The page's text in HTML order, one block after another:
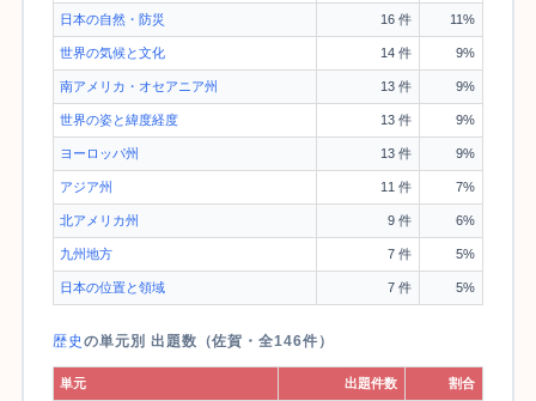
日本の自然・防災 16 件 11%
世界の気候と文化 14 件 9%
南アメリカ・オセアニア州 13 件 9%
世界の姿と緯度経度 13 件 9%
ヨーロッパ州 13 件 9%
アジア州 11 件 7%
北アメリカ州 9 件 6%
九州地方 7 件 5%
日本の位置と領域 7 件 5%
歴史 の単元別 出題数（佐賀・全146件）
単元 出題件数 割合